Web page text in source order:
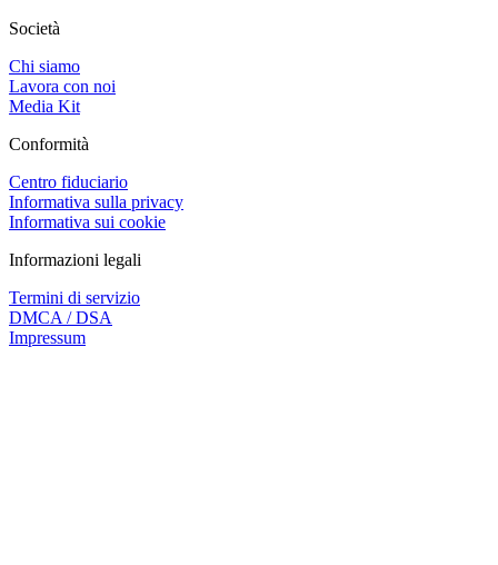
Società
Chi siamo
Lavora con noi
Media Kit
Conformità
Centro fiduciario
Informativa sulla privacy
Informativa sui cookie
Informazioni legali
Termini di servizio
DMCA / DSA
Impressum